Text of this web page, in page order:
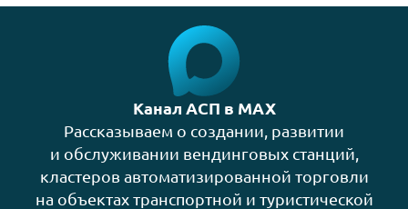
Канал АСП в MAX
Рассказываем о создании, развитии
и обслуживании вендинговых станций,
кластеров автоматизированной торговли
на объектах транспортной и туристической